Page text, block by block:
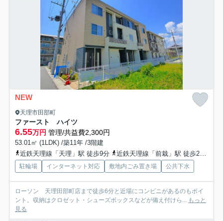
NEW
天理市田部町
ファースト ハイツ
6.55万円 管理/共益費2,300円
53.01㎡ (1LDK) /築11年 /3階建
近鉄天理線「天理」駅 徒歩9分
近鉄天理線「前栽」駅 徒歩26分
駐輪場 インターネット対応 敷地内ごみ置き場 公共下水
ローソン 天理田部町店まで徒歩6分と近場にコンビニがあるのもポイ
ント。収納はクロゼット・シューズボックスなどが備え付けら... もっと
見る